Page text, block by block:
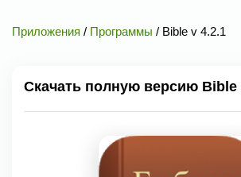
Приложения / Программы / Bible v 4.2.1
Скачать полную версию Bible